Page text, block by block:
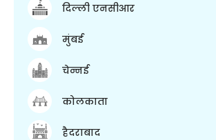
दिल्ली एनसीआर
मुंबई
चेन्नई
कोलकाता
हैदराबाद